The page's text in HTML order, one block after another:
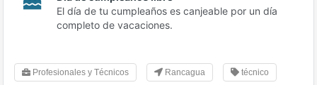
El día de tu cumpleaños es canjeable por un día
completo de vacaciones.
Profesionales y Técnicos Rancagua técnico